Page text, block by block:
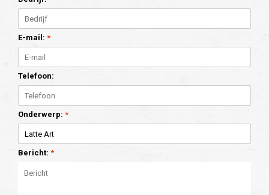
E-mail: *
Telefoon:
Onderwerp: *
Bericht: *